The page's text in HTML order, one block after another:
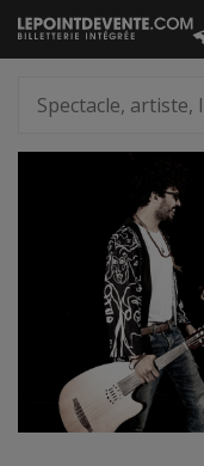
Passer
au
artiste,
lieu...